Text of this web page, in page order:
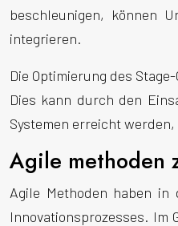
beschleunigen, können
integrieren.
Die Optimierung des
Dies kann durch den
Systemen erreicht
Agile methoden
Agile Methoden haben
Innovationsprozesses. Im